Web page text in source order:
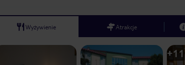
Wyżywienie Atrakcje
+11